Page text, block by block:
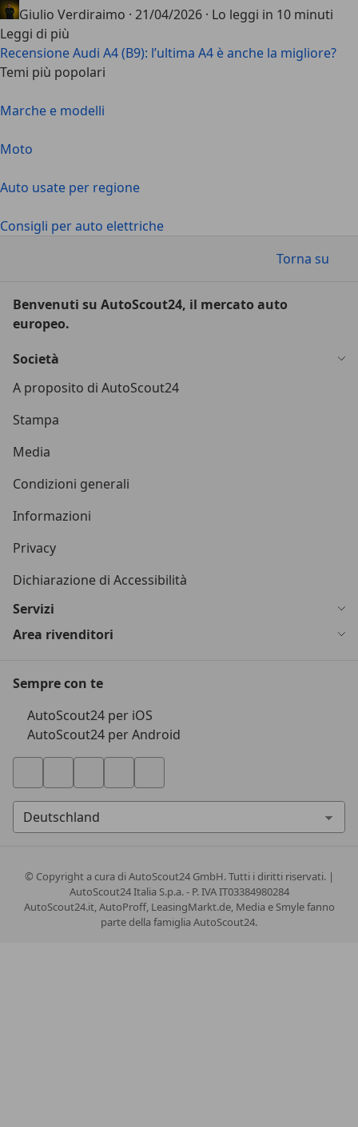
Giulio Verdiraimo · 21/04/2026 · Lo leggi in 10 minuti
Leggi di più
Recensione Audi A4 (B9): l’ultima A4 è anche la migliore?
Temi più popolari
Marche e modelli
Moto
Auto usate per regione
Consigli per auto elettriche
Torna su
Benvenuti su AutoScout24, il mercato auto
europeo.
Società
A proposito di AutoScout24
Stampa
Media
Condizioni generali
Informazioni
Privacy
Dichiarazione di Accessibilità
Servizi
Area rivenditori
Sempre con te
AutoScout24 per iOS
AutoScout24 per Android
© Copyrighta cura di AutoScout24 GmbH. Tutti i diritti riservati. |
AutoScout24 Italia S.p.a. - P. IVA IT03384980284
AutoScout24.it, AutoProff, LeasingMarkt.de, Media e Smyle fanno
parte della famiglia AutoScout24.